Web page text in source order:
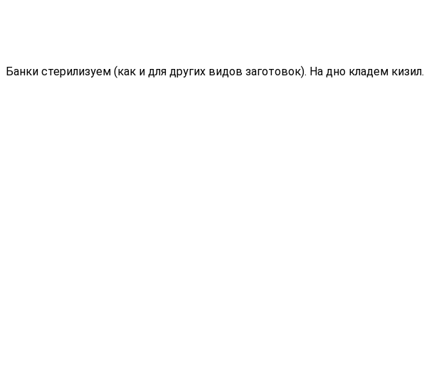
Банки стерилизуем (как и для других видов заготовок). На дно кладем кизил.